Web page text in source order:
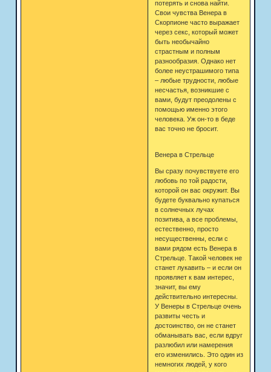
потерять и снова найти.
Свои чувства Венера в
Скорпионе часто выражает
через секс, который может
быть необычайно
страстным и полным
разнообразия. Однако нет
более неустрашимого типа
– любые трудности, любые
несчастья, возникшие с
вами, будут преодолены с
помощью именно этого
человека. Уж он-то в беде
вас точно не бросит.
Венера в Стрельце
Вы сразу почувствуете его
любовь по той радости,
которой он вас окружит. Вы
будете буквально купаться
в солнечных лучах
позитива, а все проблемы,
естественно, просто
несущественны, если с
вами рядом есть Венера в
Стрельце. Такой человек не
станет лукавить – и если он
проявляет к вам интерес,
значит, вы ему
действительно интересны.
У Венеры в Стрельце очень
развиты честь и
достоинство, он не станет
обманывать вас, если вдруг
разлюбил или намерения
его изменились. Это один из
немногих людей, у кого